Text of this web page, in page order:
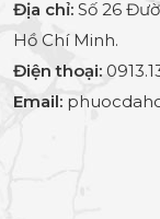
Địa chỉ: Số 26
Hồ Chí Minh.
Điện thoại:
Email: